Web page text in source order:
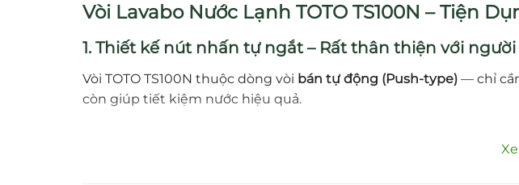
Vòi Lavabo Nước Lạnh TOTO TS100N – Tiện
1. Thiết kế nút nhấn tự ngắt – Rất thân thiện với
Vòi TOTO TS100N thuộc dòng vòi bán tự động (Push‑type) — chỉ
còn giúp tiết kiệm nước hiệu quả.